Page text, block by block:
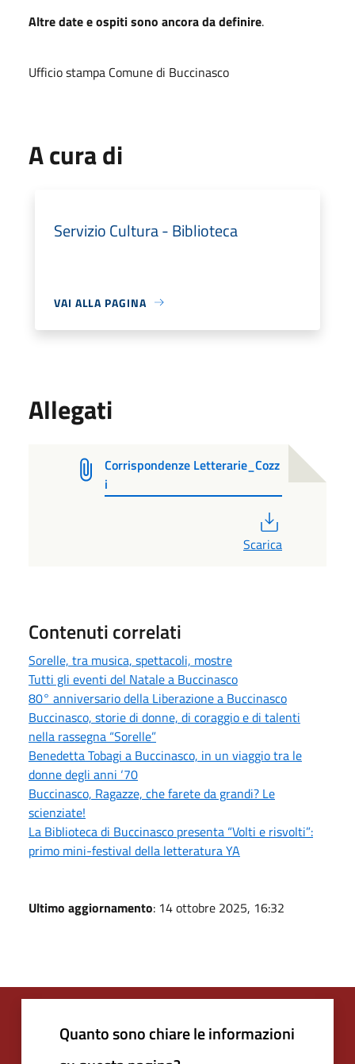
Altre date e ospiti sono ancora da definire.
Ufficio stampa Comune di Buccinasco
A cura di
Servizio Cultura - Biblioteca
VAI ALLA PAGINA
Allegati
Corrispondenze Letterarie_Cozz
i
Scarica
Contenuti correlati
Sorelle, tra musica, spettacoli, mostre
Tutti gli eventi del Natale a Buccinasco
80° anniversario della Liberazione a Buccinasco
Buccinasco, storie di donne, di coraggio e di talenti
nella rassegna “Sorelle”
Benedetta Tobagi a Buccinasco, in un viaggio tra le
donne degli anni ‘70
Buccinasco, Ragazze, che farete da grandi? Le
scienziate!
La Biblioteca di Buccinasco presenta “Volti e risvolti”:
primo mini-festival della letteratura YA
Ultimo aggiornamento: 14 ottobre 2025, 16:32
Quanto sono chiare le informazioni